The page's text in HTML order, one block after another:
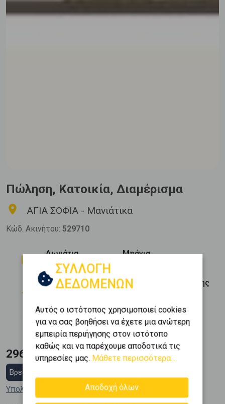
Πώληση, Κατοικία, Διαμέρισμα
ΑΓΙΑ ΣΟΦΙΑ - Μανιάτικα
Κώδ. Ακινήτου: 529710
Δωμάτια
Μπάνια
Όροφος
Θέση Στάθμευσης
Εμβαδόν
56 m2
Κατασκευή
1976
296.800 €
Βρες στεγαστικό δάνειο
Υπολόγισε τη δόση μου
ΣΥΛΛΟΓΗ
ΔΕΔΟΜΕΝΩΝ
Αυτός ο ιστότοπος χρησιμοποιεί cookies
για να σας βοηθήσει να έχετε μια ανώτερη
εμπειρία περιήγησης στον ιστότοπο
καθώς και να παρέχουμε αποδοτικά τις
υπηρεσίες μας. Μάθετε περισσότερα...
Αποδοχή όλων